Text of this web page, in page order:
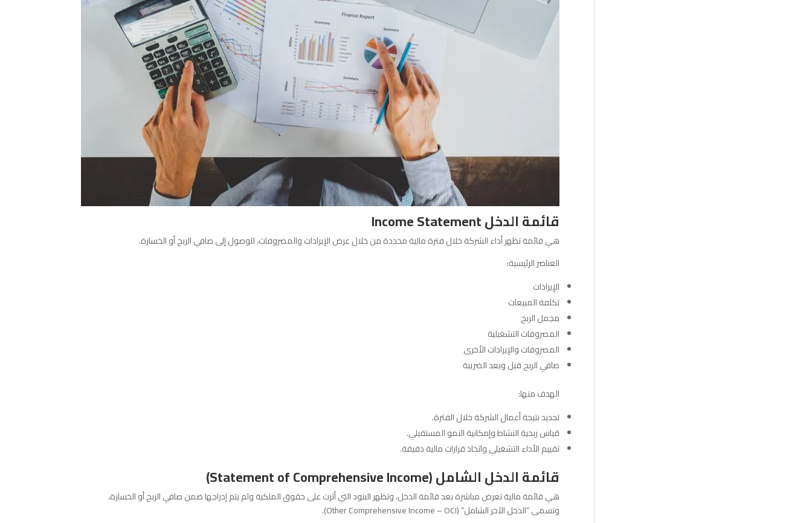
قائمة الدخل Income Statement
هي قائمة تظهر أداء الشركة خلال فترة مالية محددة من خلال عرض الإيرادات والمصروفات، للوصول إلى صافي الربح أو الخسارة.
العناصر الرئيسية:
الإيرادات
تكلفة المبيعات
مجمل الربح
المصروفات التشغيلية
المصروفات والإيرادات الأخرى
صافي الربح قبل وبعد الضريبة
الهدف منها:
تحديد نتيجة أعمال الشركة خلال الفترة.
قياس ربحية النشاط وإمكانية النمو المستقبلي.
تقييم الأداء التشغيلي واتخاذ قرارات مالية دقيقة.
قائمة الدخل الشامل (Statement of Comprehensive Income)
هي قائمة مالية تعرض مباشرة بعد قائمة الدخل، وتظهر البنود التي أثرت على حقوق الملكية ولم يتم إدراجها ضمن صافي الربح أو الخسارة،
وتسمى “الدخل الآخر الشامل” (Other Comprehensive Income – OCI).